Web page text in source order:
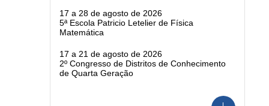
17 a 28 de agosto de 2026
5ª Escola Patricio Letelier de Física
Matemática
17 a 21 de agosto de 2026
2º Congresso de Distritos de Conhecimento
de Quarta Geração